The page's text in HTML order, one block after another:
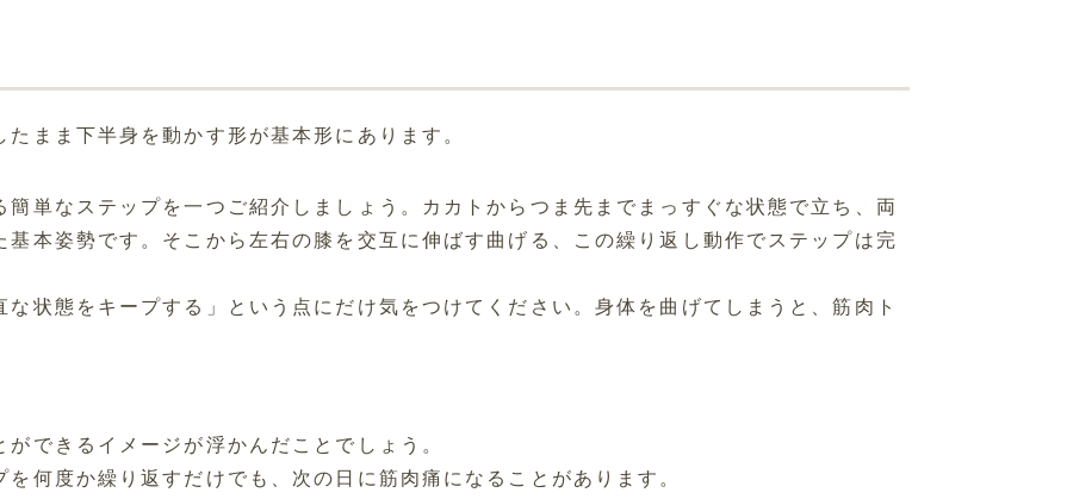
まま下半身を動かす形が基本形にあります。
簡単なステップを一つご紹介しましょう。カカトからつま先までまっすぐな状態で立ち、両
本姿勢です。そこから左右の膝を交互に伸ばす曲げる、この繰り返し動作でステップは完
状態をキープする」という点にだけ気をつけてください。身体を曲げてしまうと、筋肉ト
できるイメージが浮かんだことでしょう。
何度か繰り返すだけでも、次の日に筋肉痛になることがあります。